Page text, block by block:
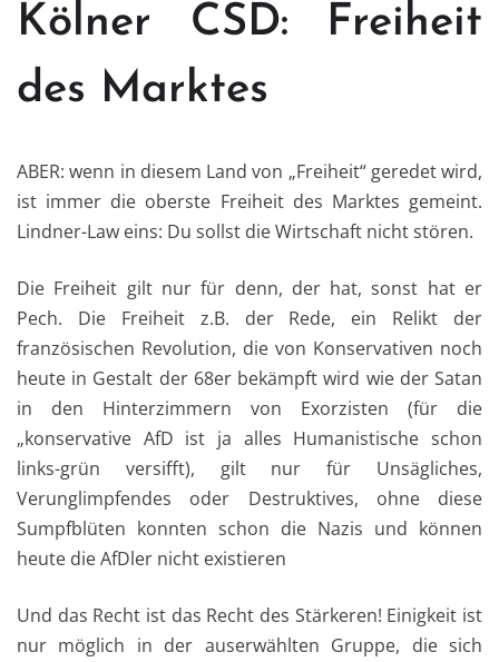
Kölner CSD: Freiheit
des Marktes
ABER: wenn in diesem Land von „Freiheit“ geredet wird,
ist immer die oberste Freiheit des Marktes gemeint.
Lindner-Law eins: Du sollst die Wirtschaft nicht stören.
Die Freiheit gilt nur für denn, der hat, sonst hat er
Pech. Die Freiheit z.B. der Rede, ein Relikt der
französischen Revolution, die von Konservativen noch
heute in Gestalt der 68er bekämpft wird wie der Satan
in den Hinterzimmern von Exorzisten (für die
„konservative AfD ist ja alles Humanistische schon
links-grün versifft), gilt nur für Unsägliches,
Verunglimpfendes oder Destruktives, ohne diese
Sumpfblüten konnten schon die Nazis und können
heute die AfDler nicht existieren
Und das Recht ist das Recht des Stärkeren! Einigkeit ist
nur möglich in der auserwählten Gruppe, die sich